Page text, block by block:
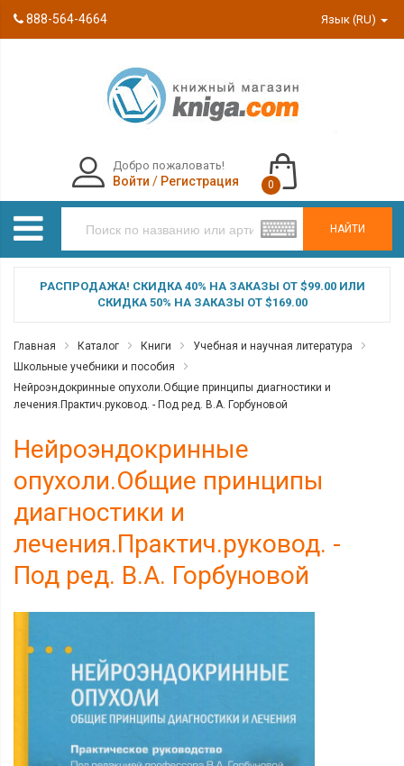
888-564-4664 Язык (RU)
НАЙТИ
Добро пожаловать!
Войти / Регистрация 0
РАСПРОДАЖА! СКИДКА 40% НА ЗАКАЗЫ ОТ $99.00 ИЛИ
СКИДКА 50% НА ЗАКАЗЫ ОТ $169.00
Главная Каталог Книги
Учебная и научная литература
Школьные учебники и пособия
Нейроэндокринные опухоли.Общие принципы диагностики и
лечения.Практич.руковод. - Под ред. В.А. Горбуновой
Нейроэндокринные
опухоли.Общие принципы
диагностики и
лечения.Практич.руковод. -
Под ред. В.А. Горбуновой